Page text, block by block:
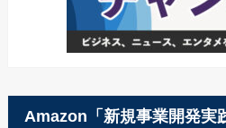
Amazon「新規事業開発実